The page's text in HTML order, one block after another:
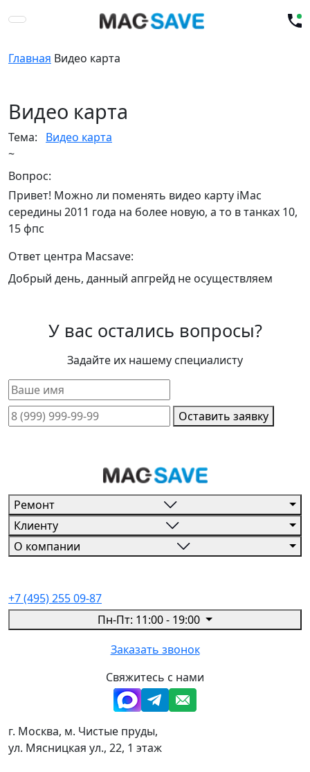
Главная Видео карта
Видео карта
Тема:
Видео карта
~
Вопрос:
Привет! Можно ли поменять видео карту iMac
середины 2011 года на более новую, а то в танках 10,
15 фпс
Ответ центра Macsave:
Добрый день, данный апгрейд не осуществляем
У вас остались вопросы?
Задайте их нашему специалисту
Оставить заявку
Ремонт
Клиенту
О компании
+7 (495) 255 09-87
Пн-Пт: 11:00 - 19:00
Заказать звонок
Свяжитесь с нами
г. Москва, м. Чистые пруды,
ул. Мясницкая ул., 22, 1 этаж